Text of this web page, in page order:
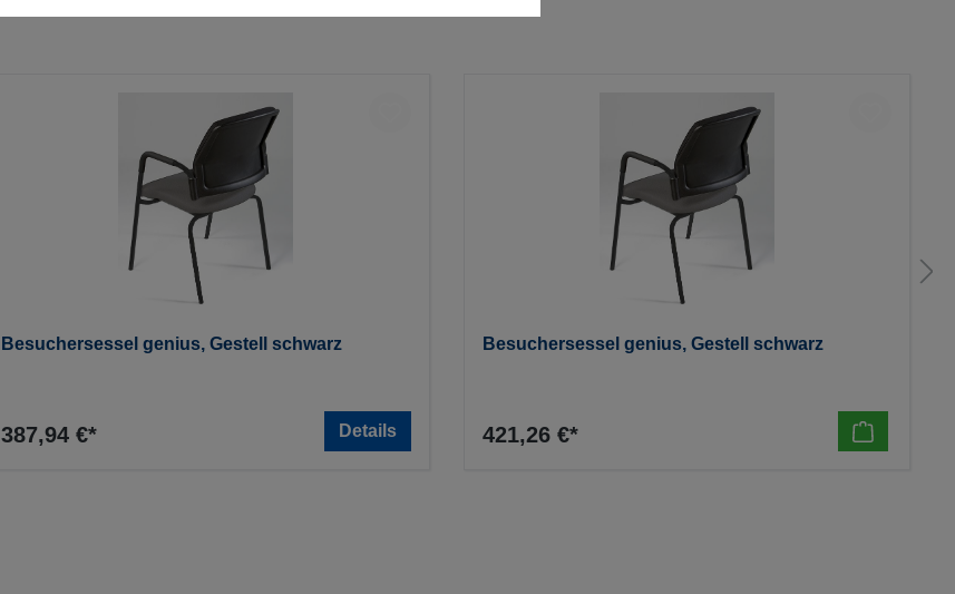
Besuchersessel genius, Gestell schwarz
387,94 €* Details
Besuchersessel genius, Gestell schwarz
421,26 €*